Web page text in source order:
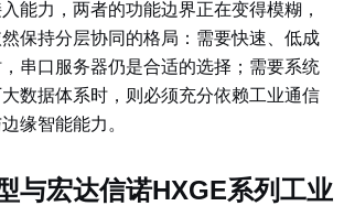
能力，两者的功能边界正在变得模糊，
保持分层协同的格局：需要快速、低成
串口服务器仍是合适的选择；需要系统
数据体系时，则必须充分依赖工业通信
缘智能能力。
与宏达信诺HXGE系列工业